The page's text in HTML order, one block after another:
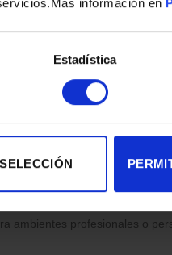
información en
Estadística
el alisado y moldeado
ambientes profesionales o